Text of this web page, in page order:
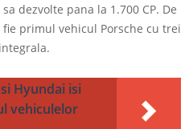
dezvolte pana la 1.700 CP. De
primul vehicul Porsche cu trei
Hyundai isi
vehiculelor